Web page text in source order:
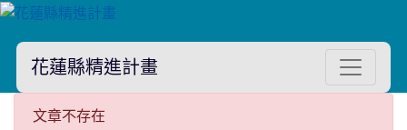
花蓮縣精進計畫
文章不存在
文章不存在